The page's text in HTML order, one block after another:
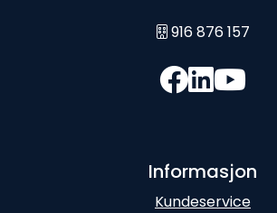
916 876 157
Informasjon
Kundeservice